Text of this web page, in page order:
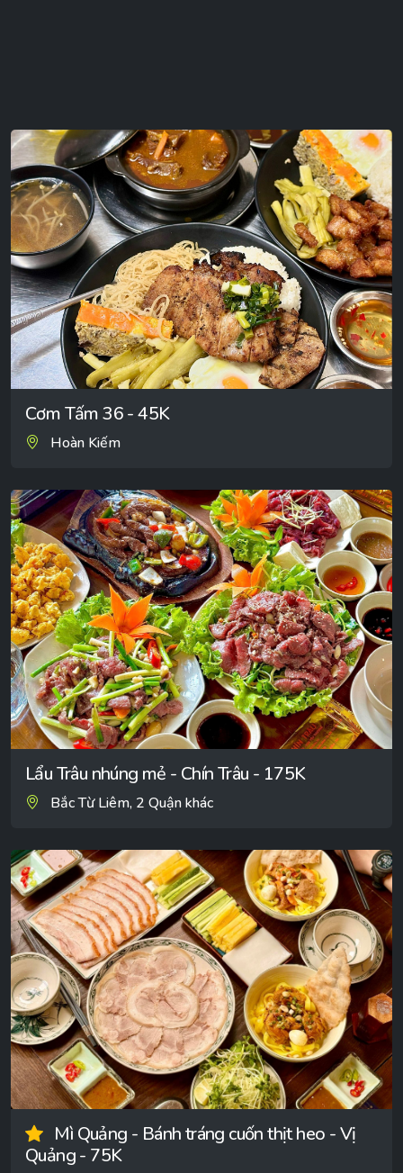
Cơm Tấm 36 - 45K
Hoàn Kiếm
Lẩu Trâu nhúng mẻ - Chín Trâu - 175K
Bắc Từ Liêm, 2 Quận khác
Mì Quảng - Bánh tráng cuốn thịt heo - Vị
Quảng - 75K